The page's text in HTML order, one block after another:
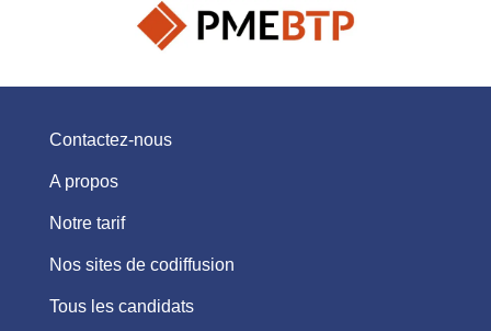
Contactez-nous
A propos
Notre tarif
Nos sites de codiffusion
Tous les candidats